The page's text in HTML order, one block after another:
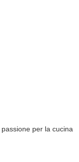
per la cucina